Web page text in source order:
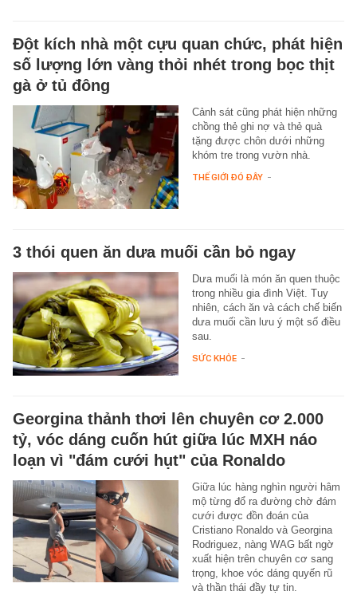
Đột kích nhà một cựu quan chức, phát hiện
số lượng lớn vàng thỏi nhét trong bọc thịt
gà ở tủ đông
Cảnh sát cũng phát hiện những
chồng thẻ ghi nợ và thẻ quà
tặng được chôn dưới những
khóm tre trong vườn nhà.
THẾ GIỚI ĐÓ ĐÂY -
3 thói quen ăn dưa muối cần bỏ ngay
Dưa muối là món ăn quen thuộc
trong nhiều gia đình Việt. Tuy
nhiên, cách ăn và cách chế biến
dưa muối cần lưu ý một số điều
sau.
SỨC KHỎE -
Georgina thảnh thơi lên chuyên cơ 2.000
tỷ, vóc dáng cuốn hút giữa lúc MXH náo
loạn vì "đám cưới hụt" của Ronaldo
Giữa lúc hàng nghìn người hâm
mộ từng đổ ra đường chờ đám
cưới được đồn đoán của
Cristiano Ronaldo và Georgina
Rodriguez, nàng WAG bất ngờ
xuất hiện trên chuyên cơ sang
trọng, khoe vóc dáng quyến rũ
và thần thái đầy tự tin.